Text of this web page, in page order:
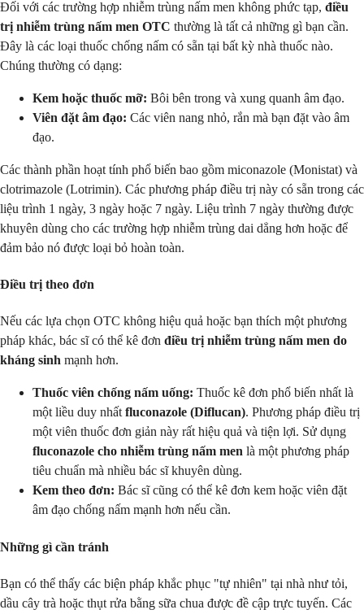
Đối với các trường hợp nhiễm trùng nấm men không phức tạp, điều
trị nhiễm trùng nấm men OTC thường là tất cả những gì bạn cần.
Đây là các loại thuốc chống nấm có sẵn tại bất kỳ nhà thuốc nào.
Chúng thường có dạng:
Kem hoặc thuốc mỡ: Bôi bên trong và xung quanh âm đạo.
Viên đặt âm đạo: Các viên nang nhỏ, rắn mà bạn đặt vào âm
đạo.
Các thành phần hoạt tính phổ biến bao gồm miconazole (Monistat) và
clotrimazole (Lotrimin). Các phương pháp điều trị này có sẵn trong các
liệu trình 1 ngày, 3 ngày hoặc 7 ngày. Liệu trình 7 ngày thường được
khuyên dùng cho các trường hợp nhiễm trùng dai dẳng hơn hoặc để
đảm bảo nó được loại bỏ hoàn toàn.
Điều trị theo đơn
Nếu các lựa chọn OTC không hiệu quả hoặc bạn thích một phương
pháp khác, bác sĩ có thể kê đơn điều trị nhiễm trùng nấm men do
kháng sinh mạnh hơn.
Thuốc viên chống nấm uống: Thuốc kê đơn phổ biến nhất là
một liều duy nhất fluconazole (Diflucan). Phương pháp điều trị
một viên thuốc đơn giản này rất hiệu quả và tiện lợi. Sử dụng
fluconazole cho nhiễm trùng nấm men là một phương pháp
tiêu chuẩn mà nhiều bác sĩ khuyên dùng.
Kem theo đơn: Bác sĩ cũng có thể kê đơn kem hoặc viên đặt
âm đạo chống nấm mạnh hơn nếu cần.
Những gì cần tránh
Bạn có thể thấy các biện pháp khắc phục "tự nhiên" tại nhà như tỏi,
dầu cây trà hoặc thụt rửa bằng sữa chua được đề cập trực tuyến. Các